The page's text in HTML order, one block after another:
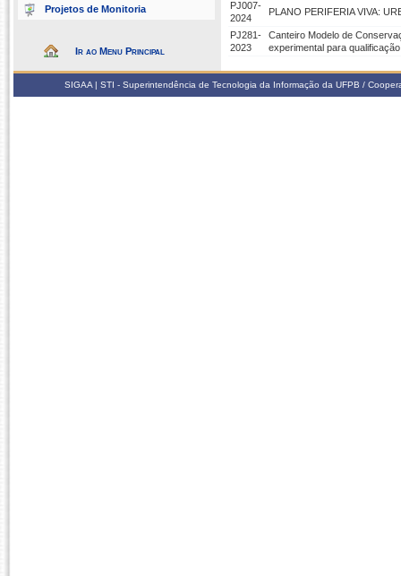
Projetos de Monitoria
Ir ao Menu Principal
PJ007-
2024
PLANO PERIFERIA VIVA:
PJ281-
2023
Canteiro Modelo de
experimental para
SIGAA | STI - Superintendência de Tecnologia da Informação da UFPB /